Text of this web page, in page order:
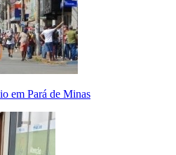
em Pará de Minas